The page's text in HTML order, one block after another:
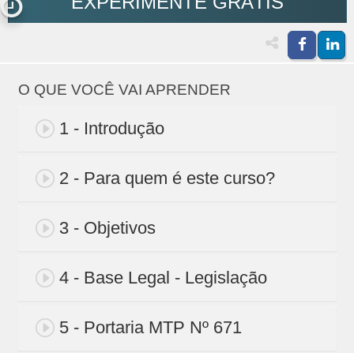
O QUE VOCÊ VAI APRENDER
1 - Introdução
2 - Para quem é este curso?
3 - Objetivos
4 - Base Legal - Legislação
5 - Portaria MTP Nº 671